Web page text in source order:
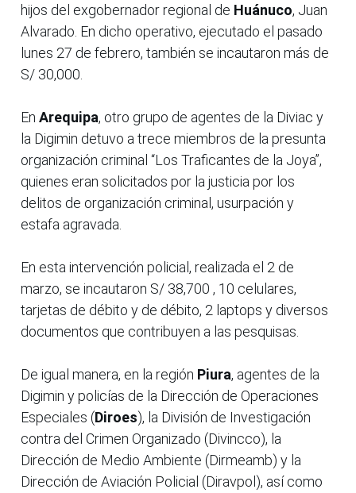
hijos del exgobernador regional de Huánuco, Juan
Alvarado. En dicho operativo, ejecutado el pasado
lunes 27 de febrero, también se incautaron más de
S/ 30,000.
En Arequipa, otro grupo de agentes de la Diviac y
la Digimin detuvo a trece miembros de la presunta
organización criminal “Los Traficantes de la Joya”,
quienes eran solicitados por la justicia por los
delitos de organización criminal, usurpación y
estafa agravada.
En esta intervención policial, realizada el 2 de
marzo, se incautaron S/ 38,700 , 10 celulares,
tarjetas de débito y de débito, 2 laptops y diversos
documentos que contribuyen a las pesquisas.
De igual manera, en la región Piura, agentes de la
Digimin y policías de la Dirección de Operaciones
Especiales (Diroes), la División de Investigación
contra del Crimen Organizado (Divincco), la
Dirección de Medio Ambiente (Dirmeamb) y la
Dirección de Aviación Policial (Diravpol), así como